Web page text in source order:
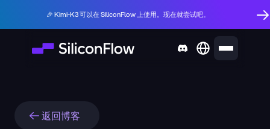
🎉 Kimi-K3 可以在 SiliconFlow 上使用。现在就尝试吧。
返回博客